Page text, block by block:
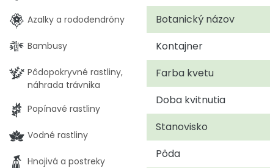
Botanický názov
Kontajner
Farba kvetu
Doba kvitnutia
Stanovisko
Pôda
Azalky a rododendróny
Bambusy
Pôdopokryvné rastliny,
náhrada trávnika
Popínavé rastliny
Vodné rastliny
Hnojivá a postreky